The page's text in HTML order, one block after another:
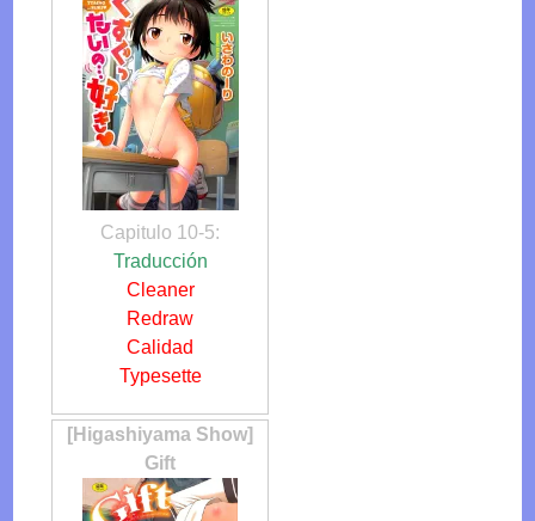
Capitulo 10-5:
Traducción
Cleaner
Redraw
Calidad
Typesette
[Higashiyama Show]
Gift